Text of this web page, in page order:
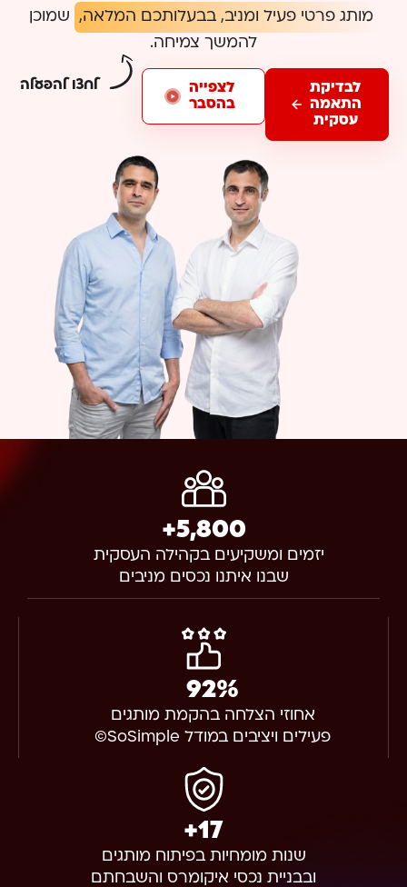
מותג פרטי פעיל ומניב, בבעלותכם המלאה,
שמוכן
להמשך צמיחה.
לבדיקת
התאמה
עסקית
לצפייה
בהסבר
לחצו להפעלה
יזמים ומשקיעים בקהילה העסקית
שבנו איתנו נכסים מניבים
5,800
+
אחוזי הצלחה בהקמת מותגים
פעילים ויציבים במודל SoSimple©
%
92
שנות מומחיות בפיתוח מותגים
ובבניית נכסי איקומרס והשבחתם
17
+